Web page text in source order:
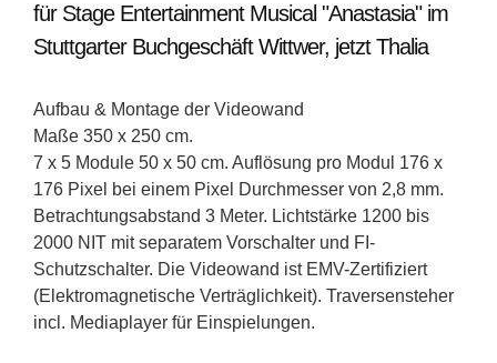
für Stage Entertainment Musical "Anastasia" im
Stuttgarter Buchgeschäft Wittwer, jetzt Thalia
Aufbau & Montage der Videowand
Maße 350 x 250 cm.
7 x 5 Module 50 x 50 cm. Auflösung pro Modul 176 x
176 Pixel bei einem Pixel Durchmesser von 2,8 mm.
Betrachtungsabstand 3 Meter. Lichtstärke 1200 bis
2000 NIT mit separatem Vorschalter und FI-
Schutzschalter. Die Videowand ist EMV-Zertifiziert
(Elektromagnetische Verträglichkeit). Traversensteher
incl. Mediaplayer für Einspielungen.